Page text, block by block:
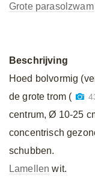
Grote parasolzwam
Beschrijving
Hoed bolvormig
de grote trom (
centrum, Ø 10-25
concentrisch
schubben.
Lamellen wit.